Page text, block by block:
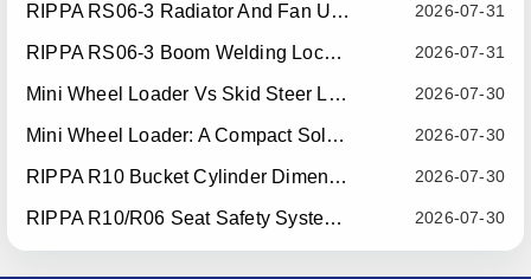
2026-07-31
RIPPA RS06-3 Radiator And Fan Upgrade — Effective July 10, 2026
2026-07-31
RIPPA RS06-3 Boom Welding Locating Bar Optimization — Effective July 15, 2026
2026-07-30
Mini Wheel Loader Vs Skid Steer Loader: Which Compact Machine Is Better For Your Business?
2026-07-30
Mini Wheel Loader: A Compact Solution For Efficient Material Handling
2026-07-30
RIPPA R10 Bucket Cylinder Dimension Optimization — Effective July 15, 2026
2026-07-30
RIPPA R10/R06 Seat Safety System Upgrade — Effective July 22, 2026